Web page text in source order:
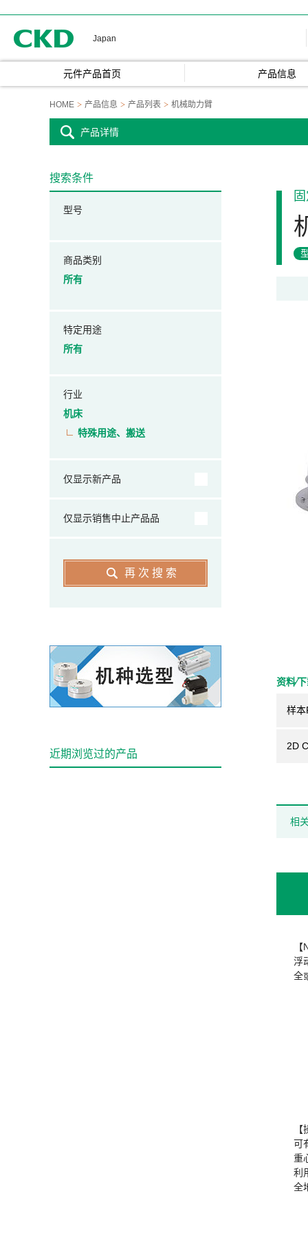
Japan
元件产品首页 产品信息
HOME 产品信息 产品列表 机械助力臂
产品详情
资料⁄
样本
2D
相
浮
全
可
重
利
全
搜索条件
型号
商品类别
所有
特定用途
所有
行业
机床
特殊用途、搬送
仅显示新产品
仅显示销售中止产品品
再次搜索
近期浏览过的产品